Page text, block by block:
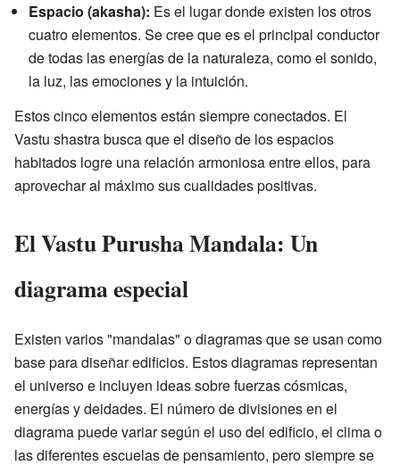
Espacio (akasha): Es el lugar donde existen los otros
cuatro elementos. Se cree que es el principal conductor
de todas las energías de la naturaleza, como el sonido,
la luz, las emociones y la intuición.
Estos cinco elementos están siempre conectados. El
Vastu shastra busca que el diseño de los espacios
habitados logre una relación armoniosa entre ellos, para
aprovechar al máximo sus cualidades positivas.
El Vastu Purusha Mandala: Un
diagrama especial
Existen varios "mandalas" o diagramas que se usan como
base para diseñar edificios. Estos diagramas representan
el universo e incluyen ideas sobre fuerzas cósmicas,
energías y deidades. El número de divisiones en el
diagrama puede variar según el uso del edificio, el clima o
las diferentes escuelas de pensamiento, pero siempre se